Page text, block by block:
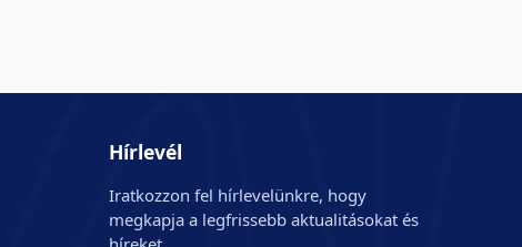
Hírlevél
Iratkozzon fel hírlevelünkre, hogy
megkapja a legfrissebb aktualitásokat és